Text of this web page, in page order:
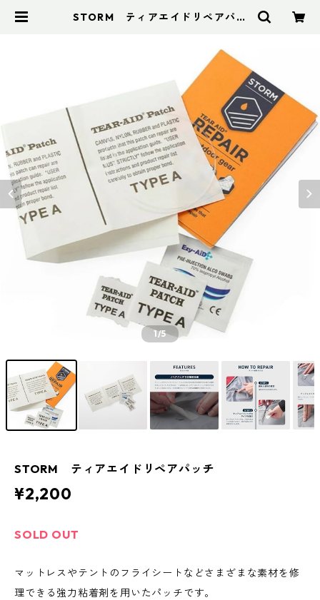
STORM ティアエイドリペアパッ
1/5
STORM ティアエイドリペアパッチ
¥2,200
SOLD OUT
マットレスやテントのフライシートなどさまざまな素材を修
理できる強力粘着剤を用いたパッチです。